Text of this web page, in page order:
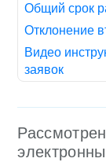
Общий срок
Отклонение
Видео
заявок